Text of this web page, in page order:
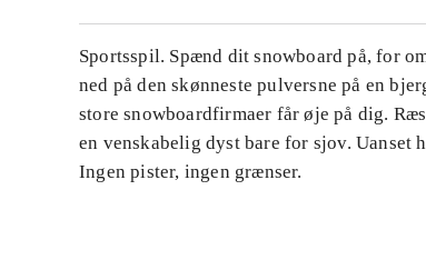
Sportsspil. Spænd dit snowboard på, for
ned på den skønneste pulversne på en
store snowboardfirmaer får øje på dig.
en venskabelig dyst bare for sjov. Uanset
Ingen pister, ingen grænser.